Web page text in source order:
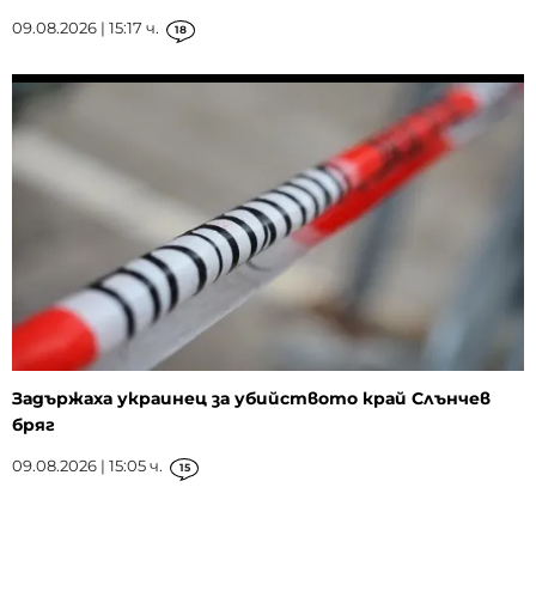
09.08.2026 | 15:17 ч. 18
Задържаха украинец за убийството край Слънчев
бряг
09.08.2026 | 15:05 ч. 15